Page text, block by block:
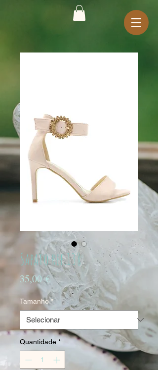
Sapato ref.138
35,00 €Preço
Tamanho *
Quantidade *